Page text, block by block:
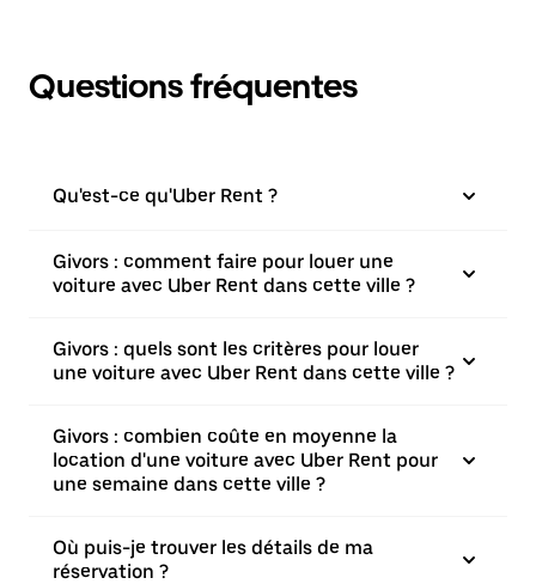
Questions fréquentes
Qu'est-ce qu'Uber Rent ?
Givors : comment faire pour louer une
voiture avec Uber Rent dans cette ville ?
Givors : quels sont les critères pour louer
une voiture avec Uber Rent dans cette ville ?
Givors : combien coûte en moyenne la
location d'une voiture avec Uber Rent pour
une semaine dans cette ville ?
Où puis-je trouver les détails de ma
réservation ?